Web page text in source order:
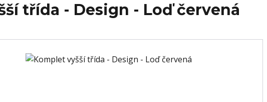
třída - Design - Loď červená